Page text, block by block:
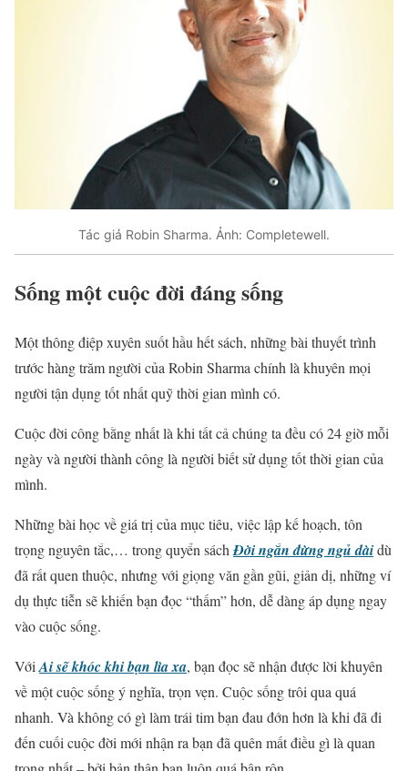
Tác giả Robin Sharma. Ảnh: Completewell.
Sống một cuộc đời đáng sống
Một thông điệp xuyên suốt hầu hết sách, những bài thuyết trình
trước hàng trăm người của Robin Sharma chính là khuyên mọi
người tận dụng tốt nhất quỹ thời gian mình có.
Cuộc đời công bằng nhất là khi tất cả chúng ta đều có 24 giờ mỗi
ngày và người thành công là người biết sử dụng tốt thời gian của
mình.
Những bài học về giá trị của mục tiêu, việc lập kế hoạch, tôn
trọng nguyên tắc,… trong quyển sách Đời ngắn đừng ngủ dàidù
đã rất quen thuộc, nhưng với giọng văn gần gũi, giản dị, những ví
dụ thực tiễn sẽ khiến bạn đọc “thấm” hơn, dễ dàng áp dụng ngay
vào cuộc sống.
Với Ai sẽ khóc khi bạn lìa xa, bạn đọc sẽ nhận được lời khuyên
về một cuộc sống ý nghĩa, trọn vẹn. Cuộc sống trôi qua quá
nhanh. Và không có gì làm trái tim bạn đau đớn hơn là khi đã đi
đến cuối cuộc đời mới nhận ra bạn đã quên mất điều gì là quan